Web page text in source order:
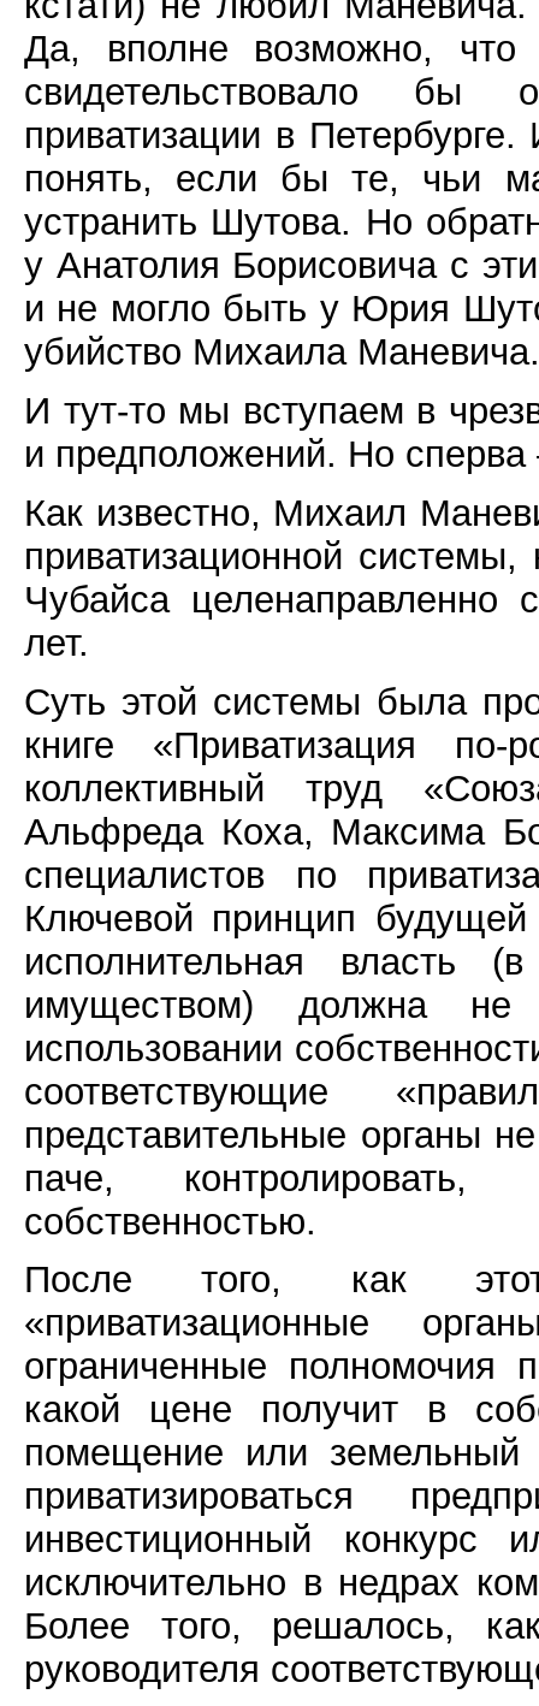
Да, вполне возможно, что
свидетельствовало
приватизации в
понять, если бы те, чьи
устранить Шутова. Но
у Анатолия Борисовича с
и не могло быть у Юрия
убийство Михаила
И тут-то мы вступаем в
и предположений. Но
Как известно, Михаил
приватизационной
Чубайса целенаправленно
лет.
Суть этой системы была
книге «Приватизация
коллективный труд
Альфреда Коха, Максима
специалистов по
Ключевой принцип
исполнительная власть
имуществом) должна
использовании
соответствующие
представительные органы
паче, контролировать,
собственностью.
После того, как
«приватизационные
ограниченные полномочия
какой цене получит в
помещение или земельный
приватизироваться
инвестиционный
исключительно в недрах
Более того, решалось,
руководителя